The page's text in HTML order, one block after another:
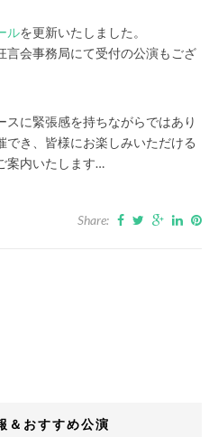
ルを更新いたしました。
言会事務局にて受付の公演もござ
に緊張感を持ちながらではあり
でき、皆様にお楽しみいただける
案内いたします…
Share:
＆おすすめ公演